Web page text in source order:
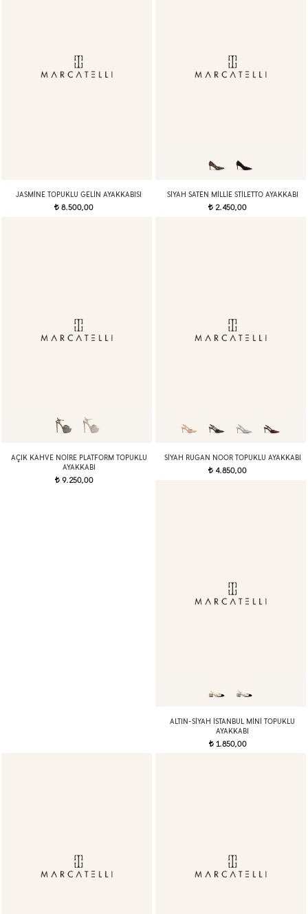
JASMINE TOPUKLU GELIN AYAKKABISI
t 8.500,00
SIYAH SATEN MILLIE STILETTO AYAKKABI
t 2.450,00
AÇIK KAHVE NOIRE PLATFORM TOPUKLU
AYAKKABI
t9.250,00
SIYAH RUGAN NOOR TOPUKLU AYAKKABI
t 4.850,00
ALTIN-SIYAH İSTANBUL MINI TOPUKLU
AYAKKABI
t1.850,00